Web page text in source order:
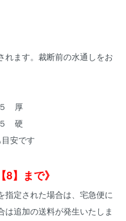
れます。裁断前の水通しをお
厚
５ 硬
安です
】まで》
指定された場合は、宅急便に
追加の送料が発生いたしま